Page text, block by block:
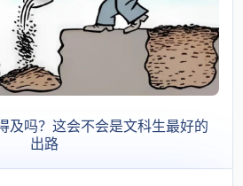
及吗？这会不会是文科生最好的
出路